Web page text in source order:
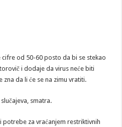
od 50-60 posto da bi se stekao
i dodaje da virus neće biti
zna da li će se na zimu vratiti.
smatra.
potrebe za vraćanjem restriktivnih